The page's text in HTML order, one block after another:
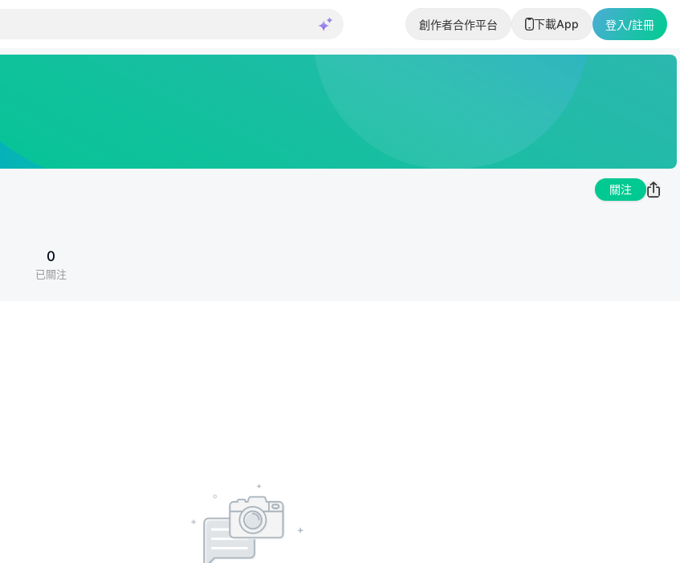
創作者合作平台 下載App 登入/註冊
關注
0
已關注